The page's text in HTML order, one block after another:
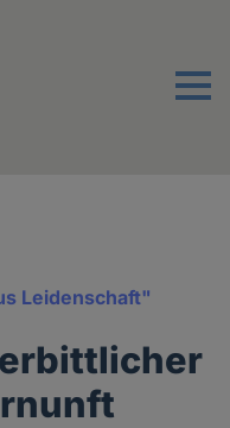
Menu
Leidenschaft"